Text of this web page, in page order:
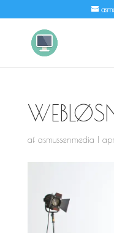
af asmussenmedia